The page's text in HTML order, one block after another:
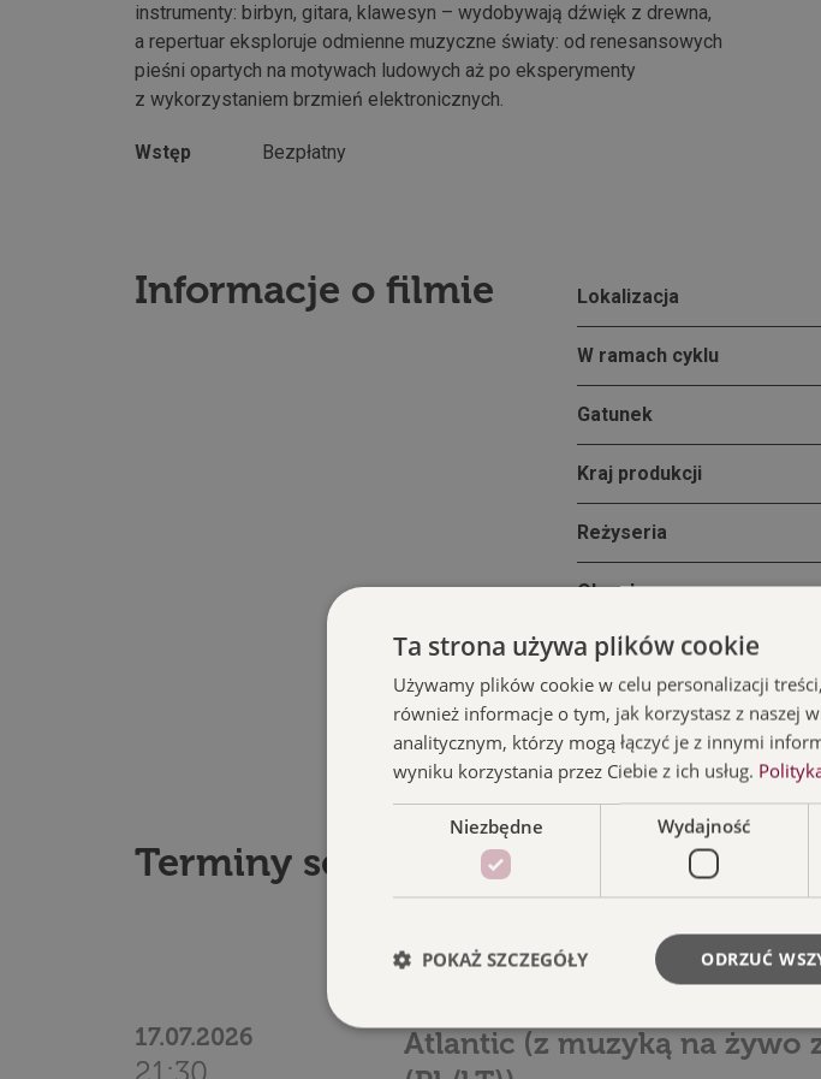
instrumenty: birbyn, gitara, klawesyn – wydobywają dźwięk z drewna,
a repertuar eksploruje odmienne muzyczne światy: od renesansowych
pieśni opartych na motywach ludowych aż po eksperymenty
z wykorzystaniem brzmień elektronicznych.
Wstęp Bezpłatny
Informacje o filmie Lokalizacja
W ramach cyklu
Gatunek
Kraj produkcji
Reżyseria
Obsada
Muzyka na żywo
Wersja filmu
Terminy seansu
17.07.2026
Atlantic (z muzyką na żywo
Ta strona używa plików cookie
Używamy plików cookie w celu personalizacji
również informacje o tym, jak korzystasz z naszej
analitycznym, którzy mogą łączyć je z innymi
wyniku korzystania przez Ciebie z ich usług.
Niezbędne Wydajność
ODRZUĆ
POKAŻ SZCZEGÓŁY